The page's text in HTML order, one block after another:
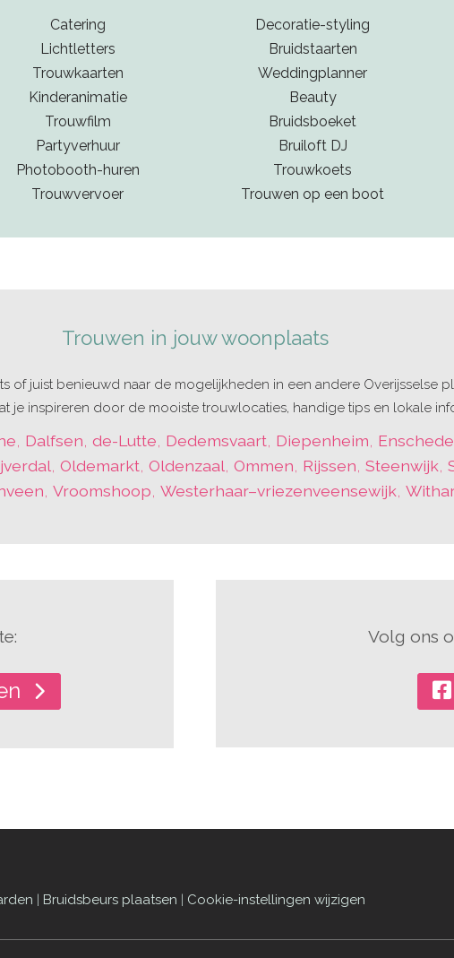
Catering
Lichtletters
Trouwkaarten
Kinderanimatie
Trouwfilm
Partyverhuur
Photobooth-huren
Trouwvervoer
Decoratie-styling
Bruidstaarten
Weddingplanner
Beauty
Bruidsboeket
Bruiloft DJ
Trouwkoets
Trouwen op een boot
Trouwen in jouw woonplaats
of juist benieuwd naar de mogelijkheden in een andere Overijsselse
je inspireren door de mooiste trouwlocaties, handige tips en lokale
Dalfsen de-Lutte Dedemsvaart, Diepenheim Enschede
,Oldemarkt ,Oldenzaal ,Ommen Rijssen ,Steenwijk ,
Vroomshoop Westerhaar–vriezenveensewijk
Volg ons
| Bruidsbeurs plaatsen | Cookie-instellingen wijzigen